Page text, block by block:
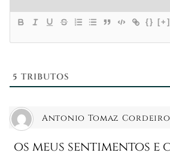
{} [+]
5 TRIBUTOS
Antonio Tomaz Cordeiro
os meus sentimentos